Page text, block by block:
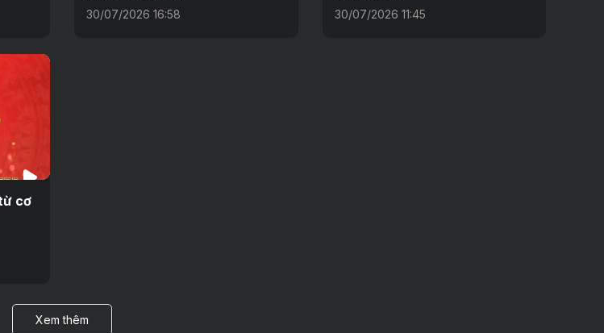
30/07/2026 16:58 30/07/2026 11:45
cơ
Xem thêm